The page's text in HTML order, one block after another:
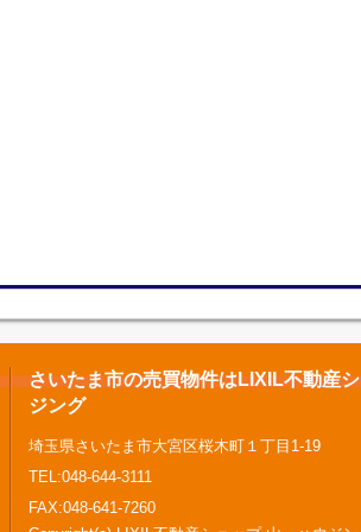
さいたま市の売買物件はLIXIL不動産
ジング
埼玉県さいたま市大宮区桜木町１丁目1-19
TEL:048-644-3111
FAX:048-641-7260